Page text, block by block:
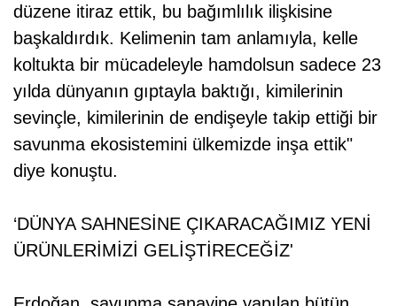
düzene itiraz ettik, bu bağımlılık ilişkisine
başkaldırdık. Kelimenin tam anlamıyla, kelle
koltukta bir mücadeleyle hamdolsun sadece 23
yılda dünyanın gıptayla baktığı, kimilerinin
sevinçle, kimilerinin de endişeyle takip ettiği bir
savunma ekosistemini ülkemizde inşa ettik"
diye konuştu.
‘DÜNYA SAHNESİNE ÇIKARACAĞIMIZ YENİ
ÜRÜNLERİMİZİ GELİŞTİRECEĞİZ'